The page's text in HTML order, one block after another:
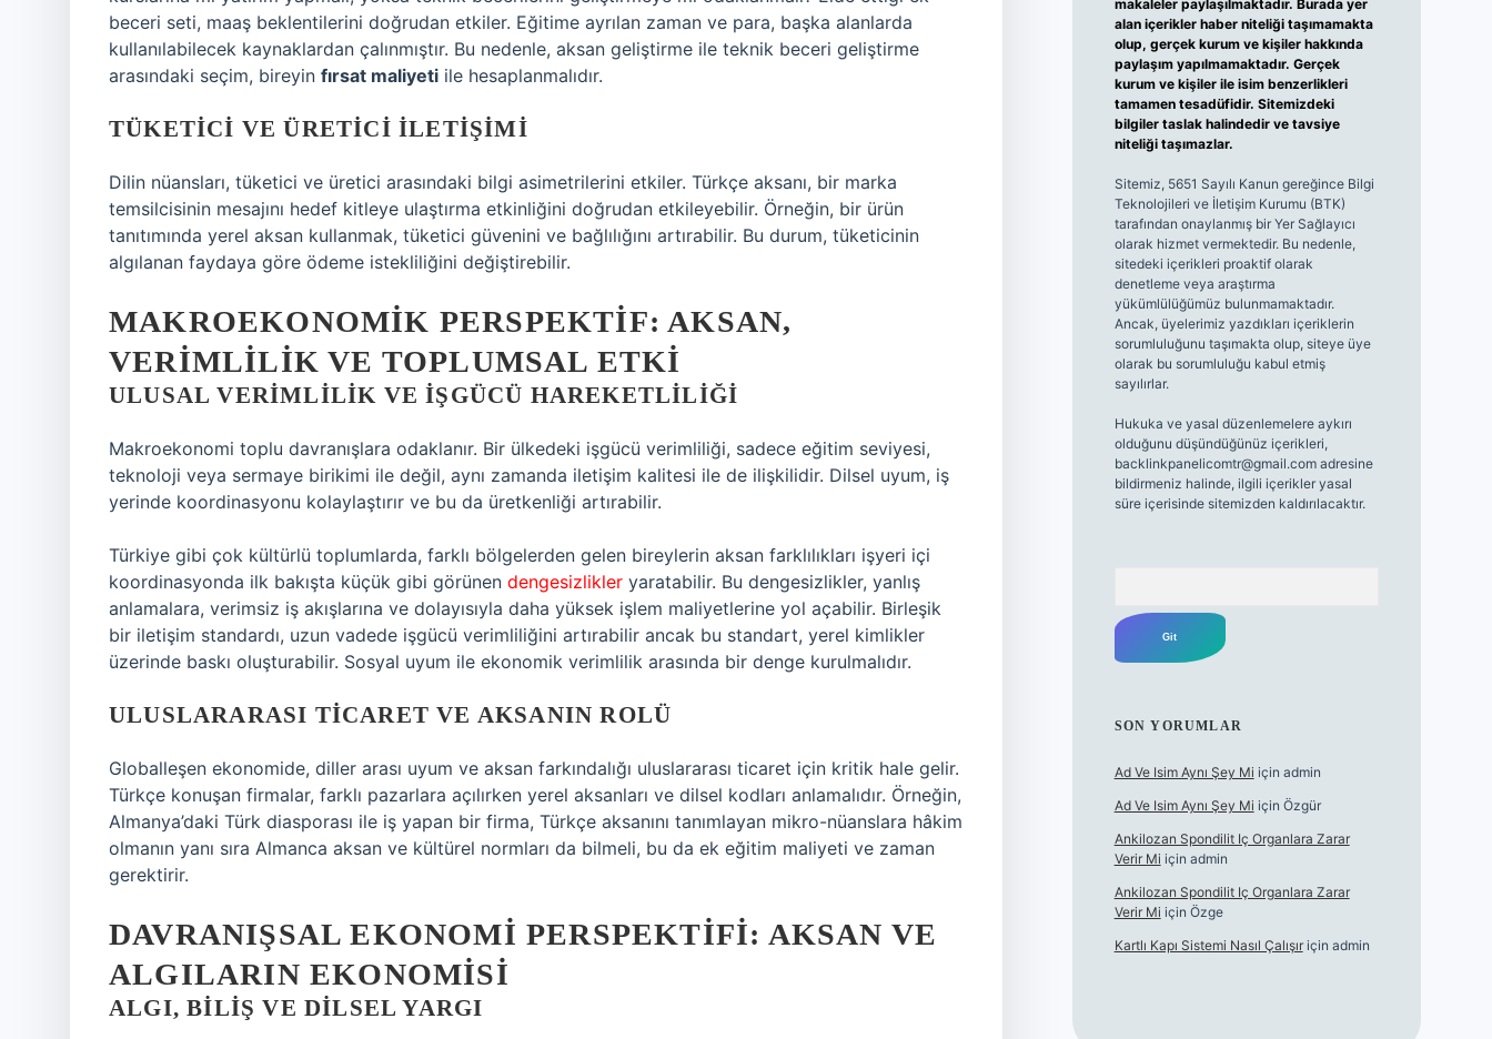
beceri seti, maaş beklentilerini doğrudan etkiler. Eğitime ayrılan zaman ve para, başka alanlarda
kullanılabilecek kaynaklardan çalınmıştır. Bu nedenle, aksan geliştirme ile teknik beceri geliştirme
arasındaki seçim, bireyin fırsat maliyeti ile hesaplanmalıdır.
TÜKETICI VE ÜRETICI İLETIŞIMI
Dilin nüansları, tüketici ve üretici arasındaki bilgi asimetrilerini etkiler. Türkçe aksanı, bir marka
temsilcisinin mesajını hedef kitleye ulaştırma etkinliğini doğrudan etkileyebilir. Örneğin, bir ürün
tanıtımında yerel aksan kullanmak, tüketici güvenini ve bağlılığını artırabilir. Bu durum, tüketicinin
algılanan faydaya göre ödeme istekliliğini değiştirebilir.
MAKROEKONOMIK PERSPEKTIF: AKSAN,
VERIMLILIK VE TOPLUMSAL ETKI
ULUSAL VERIMLILIK VE İŞGÜCÜ HAREKETLILIĞI
Makroekonomi toplu davranışlara odaklanır. Bir ülkedeki işgücü verimliliği, sadece eğitim seviyesi,
teknoloji veya sermaye birikimi ile değil, aynı zamanda iletişim kalitesi ile de ilişkilidir. Dilsel uyum, iş
yerinde koordinasyonu kolaylaştırır ve bu da üretkenliği artırabilir.
Türkiye gibi çok kültürlü toplumlarda, farklı bölgelerden gelen bireylerin aksan farklılıkları işyeri içi
koordinasyonda ilk bakışta küçük gibi görünen dengesizlikler yaratabilir. Bu dengesizlikler, yanlış
anlamalara, verimsiz iş akışlarına ve dolayısıyla daha yüksek işlem maliyetlerine yol açabilir. Birleşik
bir iletişim standardı, uzun vadede işgücü verimliliğini artırabilir ancak bu standart, yerel kimlikler
üzerinde baskı oluşturabilir. Sosyal uyum ile ekonomik verimlilik arasında bir denge kurulmalıdır.
ULUSLARARASI TICARET VE AKSANIN ROLÜ
Globalleşen ekonomide, diller arası uyum ve aksan farkındalığı uluslararası ticaret için kritik hale gelir.
Türkçe konuşan firmalar, farklı pazarlara açılırken yerel aksanları ve dilsel kodları anlamalıdır. Örneğin,
Almanya’daki Türk diasporası ile iş yapan bir firma, Türkçe aksanını tanımlayan mikro-nüanslara hâkim
olmanın yanı sıra Almanca aksan ve kültürel normları da bilmeli, bu da ek eğitim maliyeti ve zaman
gerektirir.
DAVRANIŞSAL EKONOMI PERSPEKTIFI: AKSAN VE
ALGILARIN EKONOMISI
ALGI, BILIŞ VE DILSEL YARGI
makaleler paylaşılmaktadır. Burada yer
alan içerikler haber niteliği taşımamakta
olup, gerçek kurum ve kişiler hakkında
paylaşım yapılmamaktadır. Gerçek
kurum ve kişiler ile isim benzerlikleri
tamamen tesadüfidir. Sitemizdeki
bilgiler taslak halindedir ve tavsiye
niteliği taşımazlar.
Sitemiz, 5651 Sayılı Kanun gereğince Bilgi
Teknolojileri ve İletişim Kurumu (BTK)
tarafından onaylanmış bir Yer Sağlayıcı
olarak hizmet vermektedir. Bu nedenle,
sitedeki içerikleri proaktif olarak
denetleme veya araştırma
yükümlülüğümüz bulunmamaktadır.
Ancak, üyelerimiz yazdıkları içeriklerin
sorumluluğunu taşımakta olup, siteye üye
olarak bu sorumluluğu kabul etmiş
sayılırlar.
Hukuka ve yasal düzenlemelere aykırı
olduğunu düşündüğünüz içerikleri,
backlinkpanelicomtr@gmail.comadresine
bildirmeniz halinde, ilgili içerikler yasal
süre içerisinde sitemizden kaldırılacaktır.
SON YORUMLAR
Ad Ve Isim Aynı Şey Mi için admin
Ad Ve Isim Aynı Şey Mi için Özgür
Ankilozan Spondilit Iç Organlara Zarar
Verir Mi için admin
Ankilozan Spondilit Iç Organlara Zarar
Verir Mi için Özge
Kartlı Kapı Sistemi Nasıl Çalışıriçin admin